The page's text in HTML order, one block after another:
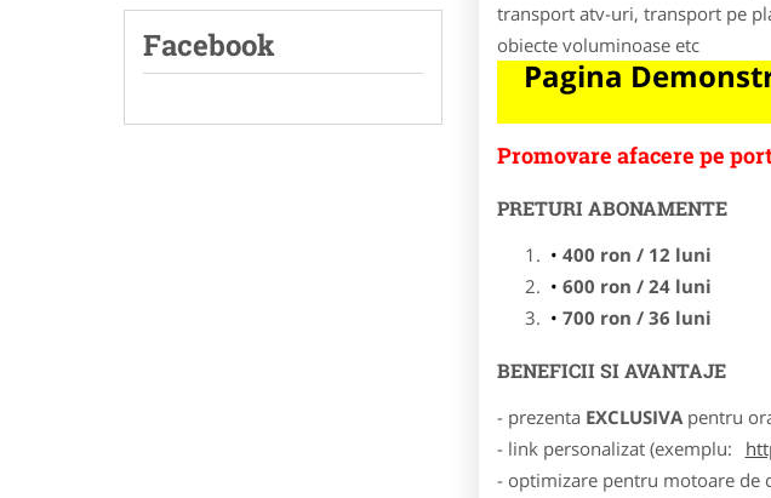
Facebook
transport atv-uri, transport pe
obiecte voluminoase etc
Pagina
Promovare afacere pe
PRETURI ABONAMENTE
400 ron / 12 luni
600 ron / 24 luni
700 ron / 36 luni
BENEFICII SI AVANTAJE
- prezenta EXCLUSIVApentru
- link personalizat (exemplu:
- optimizare pentru motoare de